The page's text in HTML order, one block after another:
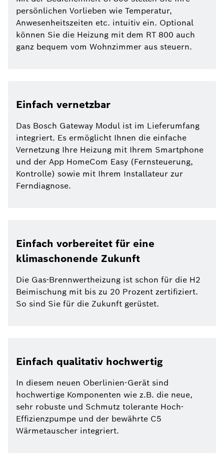
persönlichen Vorlieben wie Temperatur,
Anwesenheitszeiten etc. intuitiv ein. Optional
können Sie die Heizung mit dem RT 800 auch
ganz bequem vom Wohnzimmer aus steuern.
Einfach vernetzbar
Das Bosch Gateway Modul ist im Lieferumfang
integriert. Es ermöglicht Ihnen die einfache
Vernetzung Ihre Heizung mit Ihrem Smartphone
und der App HomeCom Easy (Fernsteuerung,
Kontrolle) sowie mit Ihrem Installateur zur
Ferndiagnose.
Einfach vorbereitet für eine
klimaschonende Zukunft
Die Gas-Brennwertheizung ist schon für die H2
Beimischung mit bis zu 20 Prozent zertifiziert.
So sind Sie für die Zukunft gerüstet.
Einfach qualitativ hochwertig
In diesem neuen Oberlinien-Gerät sind
hochwertige Komponenten wie z.B. die neue,
sehr robuste und Schmutz tolerante Hoch-
Effizienzpumpe und der bewährte C5
Wärmetauscher integriert.